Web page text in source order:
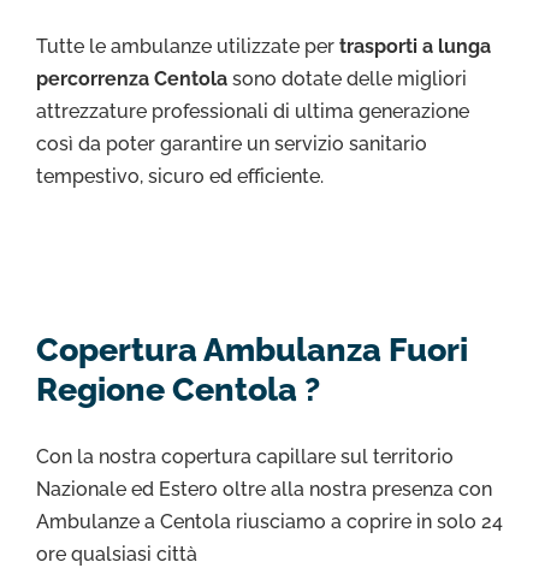
Tutte le ambulanze utilizzate per trasporti a lunga
percorrenza Centola sono dotate delle migliori
attrezzature professionali di ultima generazione
così da poter garantire un servizio sanitario
tempestivo, sicuro ed efficiente.
Copertura Ambulanza Fuori
Regione Centola ?
Con la nostra copertura capillare sul territorio
Nazionale ed Estero oltre alla nostra presenza con
Ambulanze a Centola riusciamo a coprire in solo 24
ore qualsiasi città